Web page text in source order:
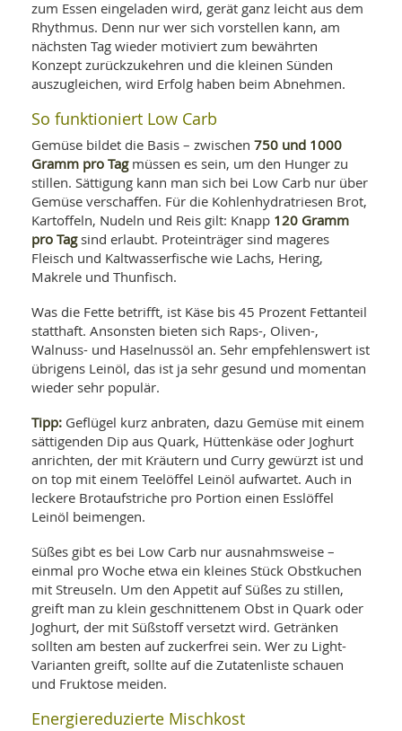
zum Essen eingeladen wird, gerät ganz leicht aus dem
Rhythmus. Denn nur wer sich vorstellen kann, am
nächsten Tag wieder motiviert zum bewährten
Konzept zurückzukehren und die kleinen Sünden
auszugleichen, wird Erfolg haben beim Abnehmen.
So funktioniert Low Carb
Gemüse bildet die Basis – zwischen 750 und 1000
Gramm pro Tagmüssen es sein, um den Hunger zu
stillen. Sättigung kann man sich bei Low Carb nur über
Gemüse verschaffen. Für die Kohlenhydratriesen Brot,
Kartoffeln, Nudeln und Reis gilt: Knapp 120 Gramm
pro Tagsind erlaubt. Proteinträger sind mageres
Fleisch und Kaltwasserfische wie Lachs, Hering,
Makrele und Thunfisch.
Was die Fette betrifft, ist Käse bis 45 Prozent Fettanteil
statthaft. Ansonsten bieten sich Raps-, Oliven-,
Walnuss- und Haselnussöl an. Sehr empfehlenswert ist
übrigens Leinöl, das ist ja sehr gesund und momentan
wieder sehr populär.
Tipp: Geflügel kurz anbraten, dazu Gemüse mit einem
sättigenden Dip aus Quark, Hüttenkäse oder Joghurt
anrichten, der mit Kräutern und Curry gewürzt ist und
on top mit einem Teelöffel Leinöl aufwartet. Auch in
leckere Brotaufstriche pro Portion einen Esslöffel
Leinöl beimengen.
Süßes gibt es bei Low Carb nur ausnahmsweise –
einmal pro Woche etwa ein kleines Stück Obstkuchen
mit Streuseln. Um den Appetit auf Süßes zu stillen,
greift man zu klein geschnittenem Obst in Quark oder
Joghurt, der mit Süßstoff versetzt wird. Getränken
sollten am besten auf zuckerfrei sein. Wer zu Light-
Varianten greift, sollte auf die Zutatenliste schauen
und Fruktose meiden.
Energiereduzierte Mischkost